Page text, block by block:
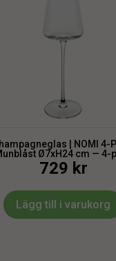
| NOMI 4-
Ø7xH24 cm — 4-
729 kr
Lägg till i varukorg